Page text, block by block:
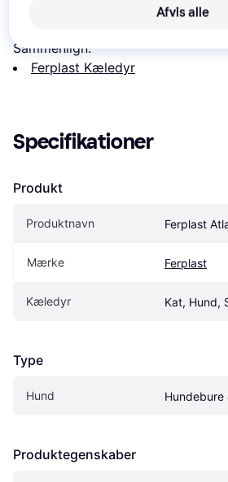
Ferplast Atlas EL
Sammenlign:
Ferplast Kæledyr
Specifikationer
Produkt
Produktnavn Ferplast
Mærke Ferplast
Kæledyr Kat, Hund,
Type
Hund Hundebure
Produktegenskaber
Afvis alle